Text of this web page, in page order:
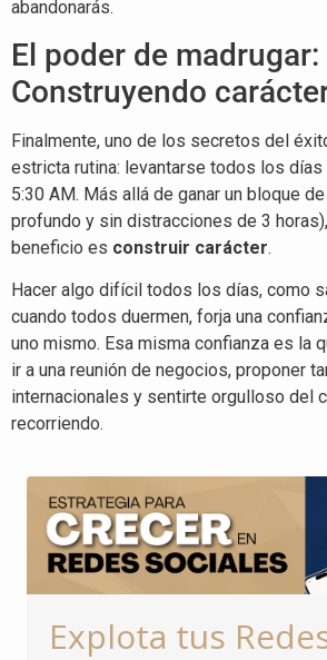
abandonarás.
El poder de madrugar:
Construyendo
Finalmente, uno de los secretos del
estricta rutina: levantarse todos los
5:30 AM. Más allá de ganar un bloque de
profundo y sin distracciones de 3
beneficio es construir carácter.
Hacer algo difícil todos los días, como
cuando todos duermen, forja una
uno mismo. Esa misma confianza es la
ir a una reunión de negocios, proponer
internacionales y sentirte orgulloso del
recorriendo.
Explota tus